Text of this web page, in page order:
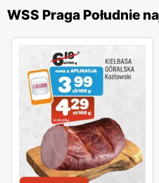
WSS Praga Południe